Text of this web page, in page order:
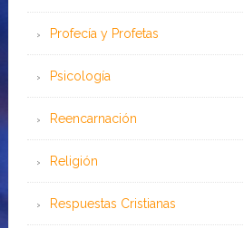
Profecía y Profetas
Psicología
Reencarnación
Religión
Respuestas Cristianas